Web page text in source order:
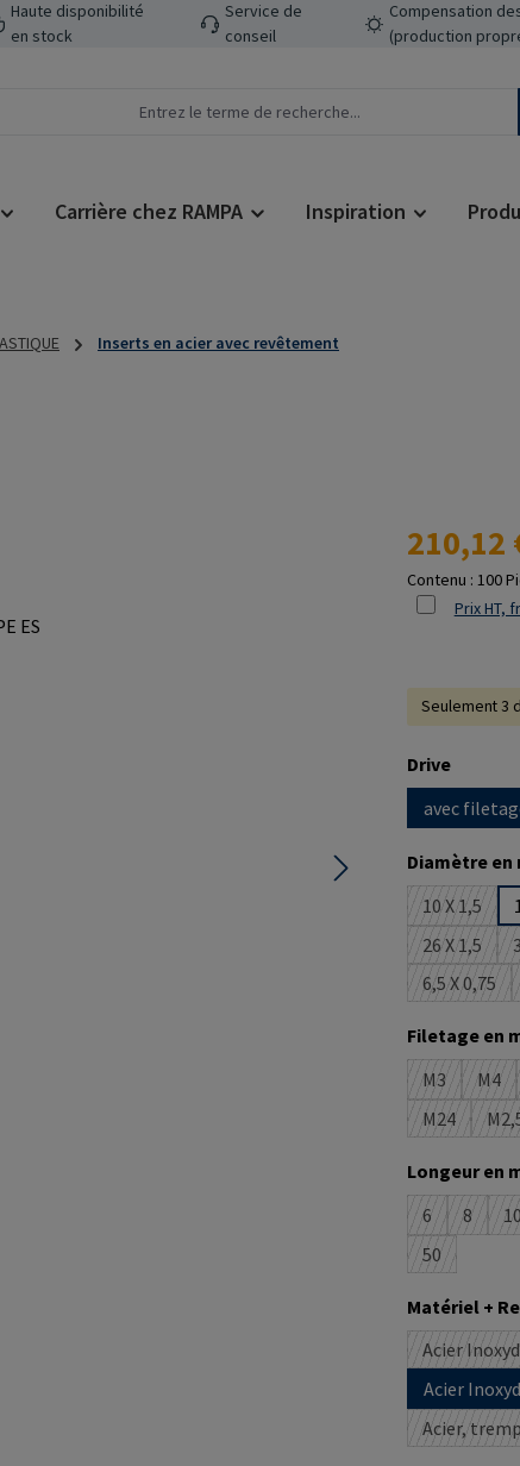
Haute disponibilité
en stock
Service de
conseil
Compensation
(production
Carrière chez RAMPA Inspiration
Inserts en acier avec revêtement
Prix régulier :
210,12
Contenu : 100
Prix HT,
Seulement 3
Sélectionnez
Drive
avec
Diamètre en
10 X 1,5
(Cette
26 X 1,5
(Cette
6,5 X 0,75
(Cette
Filetage en
M3
(Cette
M4
M24
(Cette
Longeur en
6
(Cette
8
(Cette
10
50
(Cette
Matériel +
Acier
Acier
Acier,